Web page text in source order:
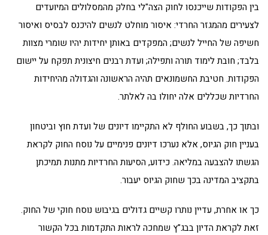
בין הפקודות שייכנסו לחוק הצה"לי בחלק מהמסלולים המיועדים
לצעירים מהמגזר החרדי: איסור מוחלט לנשים להיכנס לבסיס ואיסור
חשיפה של החייל לנשים; המפקדים באותן יחידות יהיו שומרי מצוות
בלבד; חובת לימוד תורה ותפילה; ועדת רבנים חיצונית תפקח על יישום
הפקודות. חטיבת החשמונאים תהיה הראשונה והגדולה מהיחידות
החרדיות שכללים אלה יחולו בה לאלתר.
ובתוך כך, בשבוע החולף לא התקיימו דיונים של ועדת חוץ וביטחון
בעניין חוק הגיוס, אלא נערכו דיונים פנימיים על נוסח החוק לקראת
הגשתו להצבעה במליאה. כידוע, הסיעות החרדיות מתנות תמיכתן
בתקציב המדינה בכך שחוק הגיוס יעבור.
כך או אחרת, עדיין נותרו קשיים גדולים בגיבוש נוסח חוקי של החוק.
זאת לקראת הדיון בבג"ץ שמחכה לראות התקדמות בכל הקשור